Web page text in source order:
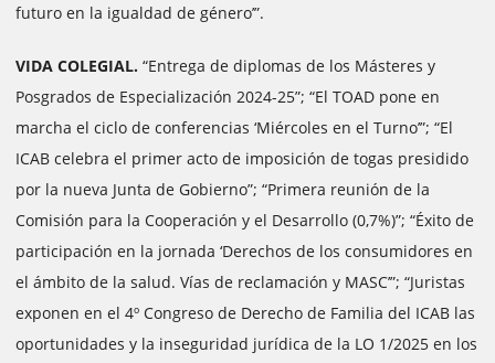
futuro en la igualdad de género’”.
VIDA COLEGIAL. “Entrega de diplomas de los Másteres y
Posgrados de Especialización 2024-25”; “El TOAD pone en
marcha el ciclo de conferencias ‘Miércoles en el Turno’”; “El
ICAB celebra el primer acto de imposición de togas presidido
por la nueva Junta de Gobierno”; “Primera reunión de la
Comisión para la Cooperación y el Desarrollo (0,7%)”; “Éxito de
participación en la jornada ‘Derechos de los consumidores en
el ámbito de la salud. Vías de reclamación y MASC’”; “Juristas
exponen en el 4º Congreso de Derecho de Familia del ICAB las
oportunidades y la inseguridad jurídica de la LO 1/2025 en los